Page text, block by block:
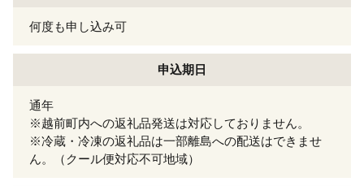
何度も申し込み可
申込期日
通年
※越前町内への返礼品発送は対応しておりません。
※冷蔵・冷凍の返礼品は一部離島への配送はできませ
ん。（クール便対応不可地域）